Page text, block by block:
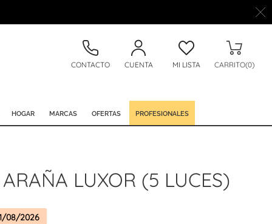
CONTACTO CUENTA MI LISTA CARRITO(0)
HOGAR MARCAS OFERTAS PROFESIONALES
LUXOR (5 LUCES)
08/2026